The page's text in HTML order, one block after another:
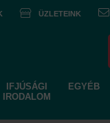
ÜZLETEINK
IFJÚSÁGI
IRODALOM
EGYÉB